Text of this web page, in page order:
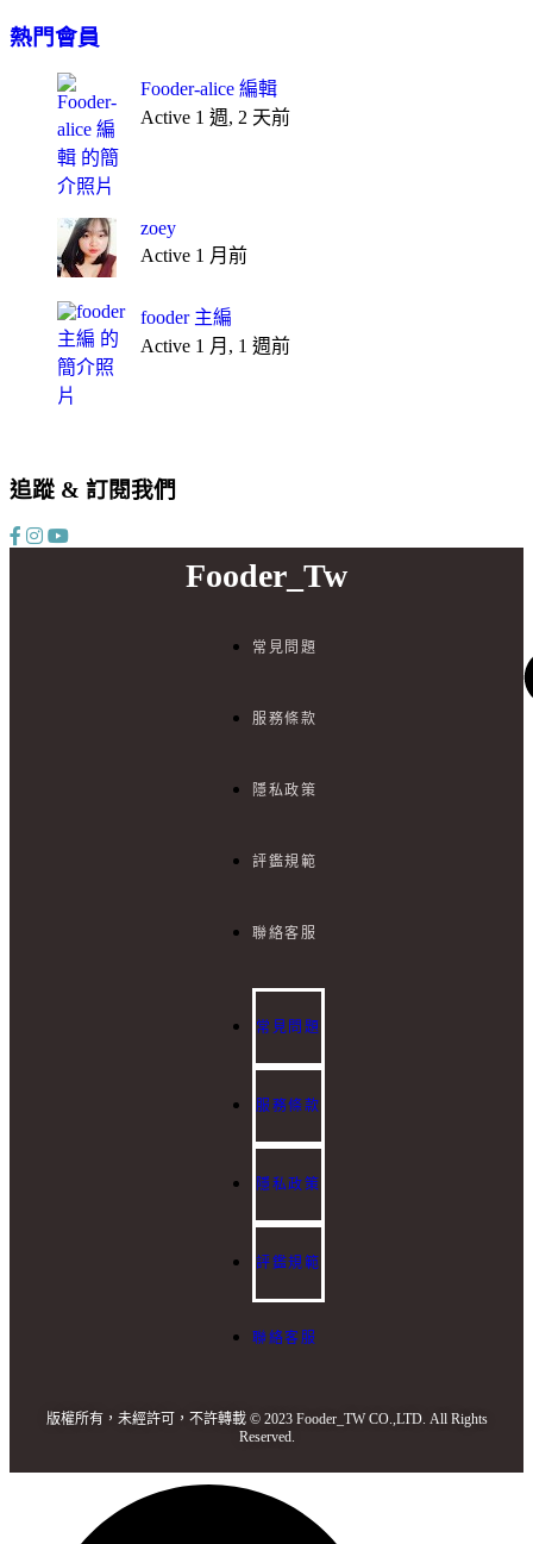
熱門會員
Fooder-alice 編輯
Active 1 週, 2 天前
zoey
Active 1 月前
fooder 主編
Active 1 月, 1 週前
追蹤 & 訂閱我們
Fooder_Tw
常見問題
服務條款
隱私政策
評鑑規範
聯絡客服
常見問題
服務條款
隱私政策
評鑑規範
聯絡客服
版權所有，未經許可，不許轉載 © 2023 Fooder_TW CO.,LTD. All Rights
Reserved.